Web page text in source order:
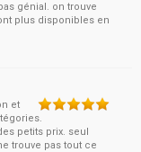
génial. on trouve
plus disponibles en
et
petits prix. seul
trouve pas tout ce